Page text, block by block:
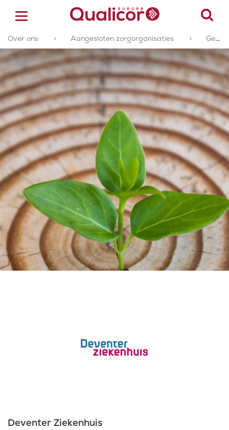
ACCREDITATIE
CERTIFICERING
ACADEMY
ZORGSECTOREN
OVER ONS
CONTACT
Laatste nieuws
Inlogportalen
Over ons > Aangesloten zorgorganisaties > Geaccrediteerde of gecertificeerde zorgorganisaties
Deventer Ziekenhuis